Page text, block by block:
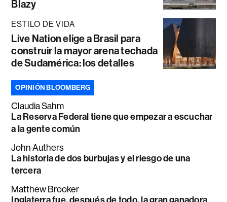
Blazy
ESTILO DE VIDA
Live Nation elige a Brasil para
construir la mayor arena techada
de Sudamérica: los detalles
OPINIÓN BLOOMBERG
Claudia Sahm
La Reserva Federal tiene que empezar a escuchar
a la gente común
John Authers
La historia de dos burbujas y el riesgo de una
tercera
Matthew Brooker